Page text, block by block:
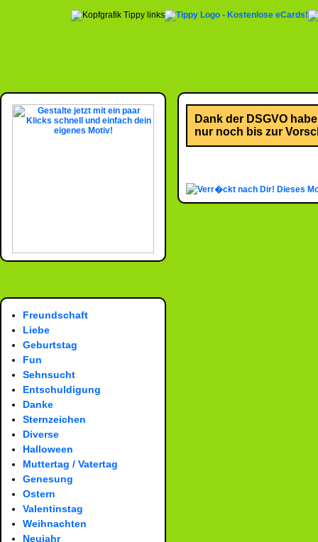
Freundschaft
Liebe
Geburtstag
Fun
Sehnsucht
Entschuldigung
Danke
Sternzeichen
Diverse
Halloween
Muttertag / Vatertag
Genesung
Ostern
Valentinstag
Weihnachten
Neujahr
Dank der DSGVO
nur noch bis zur
Dieses